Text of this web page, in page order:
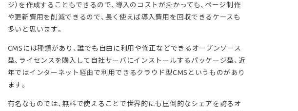
ジ）を作成することもできるので、導入のコストが掛かっても、ページ制作
や更新費用を削減できるので、長く使えば導入費用を回収できるケースも
多いと思います。
CMSには種類があり、誰でも自由に利用や修正などできるオープンソース
型、ライセンスを購入して自社サーバにインストールするパッケージ型、近
年ではインターネット経由で利用できるクラウド型CMSというものがあり
ます。
有名なものでは、無料で使えることで世界的にも圧倒的なシェアを誇るオ